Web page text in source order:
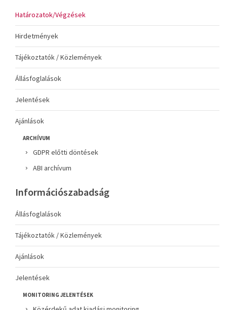
Határozatok/Végzések
Hirdetmények
Tájékoztatók / Közlemények
Állásfoglalások
Jelentések
Ajánlások
ARCHÍVUM
GDPR előtti döntések
ABI archívum
Információszabadság
Állásfoglalások
Tájékoztatók / Közlemények
Ajánlások
Jelentések
MONITORING JELENTÉSEK